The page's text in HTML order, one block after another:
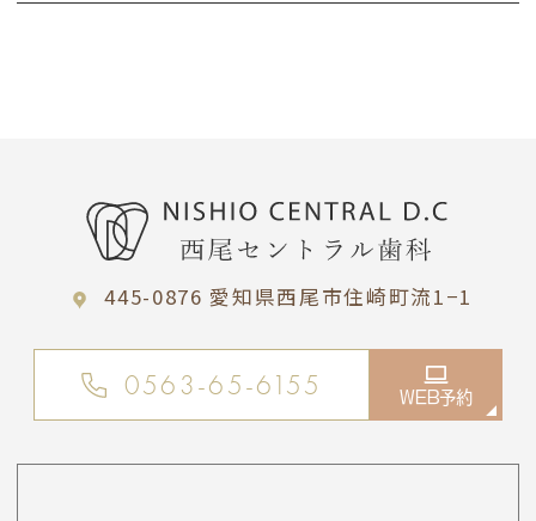
445-0876 愛知県西尾市住崎町流1−1
0563-65-6155 WEB予約